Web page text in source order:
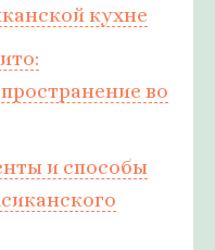
кухне
во
и способы